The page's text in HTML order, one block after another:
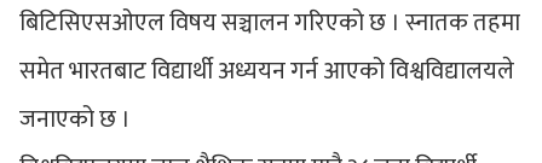
बिटिसिएसओएल विषय सञ्चालन गरिएको छ । स्नातक तहमा
समेत भारतबाट विद्यार्थी अध्ययन गर्न आएको विश्वविद्यालयले
जनाएको छ ।